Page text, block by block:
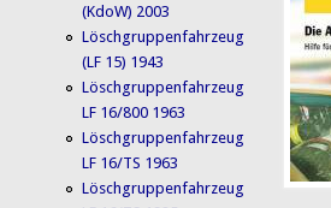
(KdoW) 2003
Löschgruppenfahrzeug
(LF 15) 1943
Löschgruppenfahrzeug
LF 16/800 1963
Löschgruppenfahrzeug
LF 16/TS 1963
Löschgruppenfahrzeug